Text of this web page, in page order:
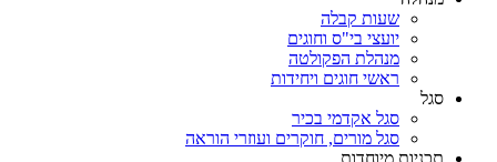
שעות קבלה
יועצי בי"ס וחוגים
מנהלת הפקולטה
ראשי חוגים ויחידות
סגל
סגל אקדמי בכיר
סגל מורים, חוקרים ועוזרי הוראה
תכניות מיוחדות